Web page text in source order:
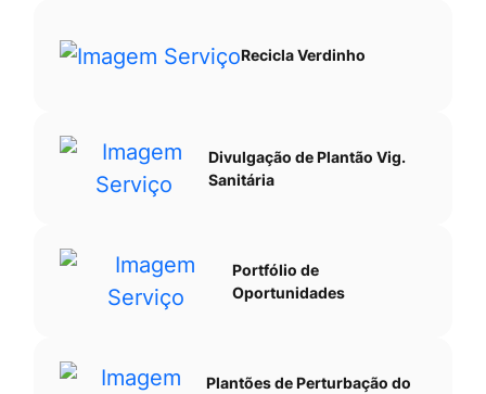
Recicla Verdinho
Divulgação de Plantão Vig.
Sanitária
Portfólio de
Oportunidades
Plantões de Perturbação do